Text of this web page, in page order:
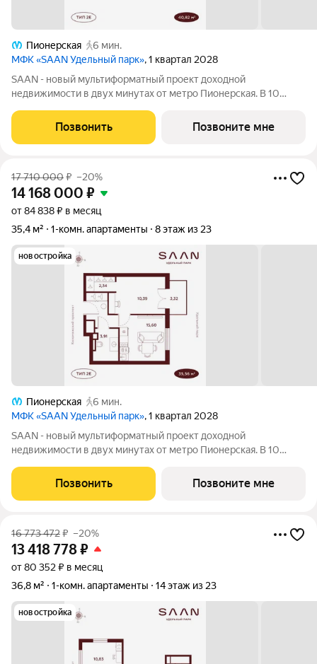
Пионерская
6 мин.
МФК «SAAN Удельный парк», 1 квартал 2028
SAAN - новый мультиформатный проект доходной
недвижимости в двух минутах от метро Пионерская. В 10
представлены различные варианты: от компактных студий до
просторных резиденций с панорамными
Позвонить Позвоните мне
17 710 000₽ –20%
14 168 000 ₽
от 84 838 ₽ в месяц
35,4 м²
1-комн. апартаменты 8 этаж из 23
новостройка
Пионерская
6 мин.
МФК «SAAN Удельный парк», 1 квартал 2028
SAAN - новый мультиформатный проект доходной
недвижимости в двух минутах от метро Пионерская. В 10
представлены различные варианты: от компактных студий до
просторных резиденций с панорамными
Позвонить Позвоните мне
16 773 472₽ –20%
13 418 778₽
от 80 352 ₽ в месяц
36,8 м²
1-комн. апартаменты 14 этаж из 23
новостройка